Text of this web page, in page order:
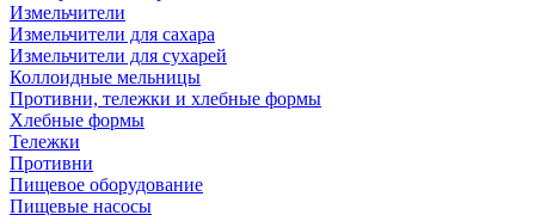
Измельчители
Измельчители для сахара
Измельчители для сухарей
Коллоидные мельницы
Противни, тележки и хлебные формы
Хлебные формы
Тележки
Противни
Пищевое оборудование
Пищевые насосы